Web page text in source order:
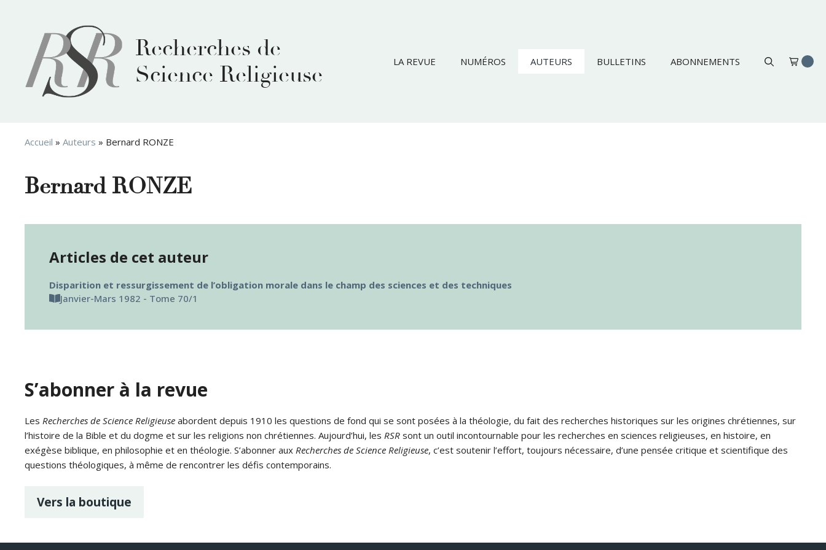
Recherches de
Science Religieuse
LA REVUE NUMÉROS AUTEURS BULLETINS ABONNEMENTS
Accueil » Auteurs » Bernard RONZE
Bernard RONZE
Articles de cet auteur
Disparition et ressurgissement de l’obligation morale dans le champ des sciences et des techniques
Janvier-Mars 1982 - Tome 70/1
S’abonner à la revue
Les Recherches de Science Religieuse abordent depuis 1910 les questions de fond qui se sont posées à la théologie, du fait des recherches historiques sur les origines chrétiennes, sur
l’histoire de la Bible et du dogme et sur les religions non chrétiennes. Aujourd’hui, les RSR sont un outil incontournable pour les recherches en sciences religieuses, en histoire, en
exégèse biblique, en philosophie et en théologie. S’abonner aux Recherches de Science Religieuse, c’est soutenir l’effort, toujours nécessaire, d’une pensée critique et scientifique des
questions théologiques, à même de rencontrer les défis contemporains.
Vers la boutique